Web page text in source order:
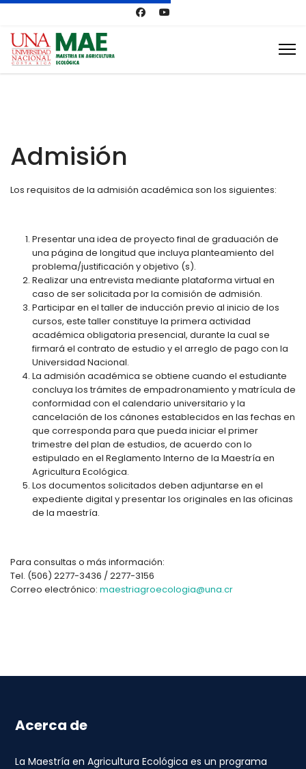
Admisión
Los requisitos de la admisión académica son los siguientes:
Presentar una idea de proyecto final de graduación de
una página de longitud que incluya planteamiento del
problema/justificación y objetivo (s).
Realizar una entrevista mediante plataforma virtual en
caso de ser solicitada por la comisión de admisión.
Participar en el taller de inducción previo al inicio de los
cursos, este taller constituye la primera actividad
académica obligatoria presencial, durante la cual se
firmará el contrato de estudio y el arreglo de pago con la
Universidad Nacional.
La admisión académica se obtiene cuando el estudiante
concluya los trámites de empadronamiento y matrícula de
conformidad con el calendario universitario y la
cancelación de los cánones establecidos en las fechas en
que corresponda para que pueda iniciar el primer
trimestre del plan de estudios, de acuerdo con lo
estipulado en el Reglamento Interno de la Maestría en
Agricultura Ecológica.
Los documentos solicitados deben adjuntarse en el
expediente digital y presentar los originales en las oficinas
de la maestría.
Para consultas o más información:
Tel. (506) 2277-3436 / 2277-3156
Correo electrónico: maestriagroecologia@una.cr
Acerca de
La Maestría en Agricultura Ecológica es un programa